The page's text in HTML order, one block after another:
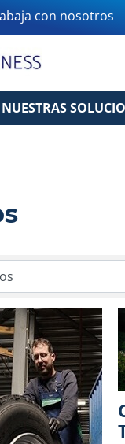
con nosotros
NUESTRAS